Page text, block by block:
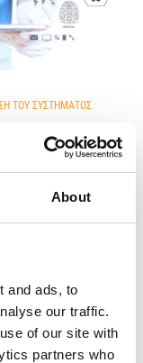
About
and ads, to
our traffic.
of our site with
partners who
ΤΟΥ ΣΥΣΤΗΜΑΤΟΣ
ΓΙΑ ΤΗ
ΤΟΥ ΓεΣΥ
της θεσμικής
στόχο την
προβλημάτων που
του Συστήματος